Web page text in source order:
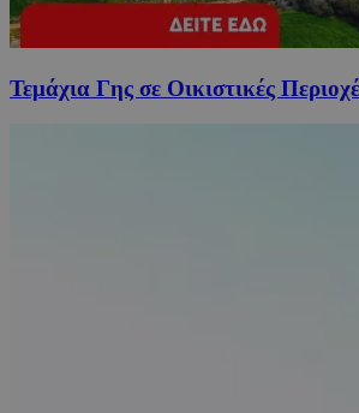
Τεμάχια Γης σε Οικιστικές